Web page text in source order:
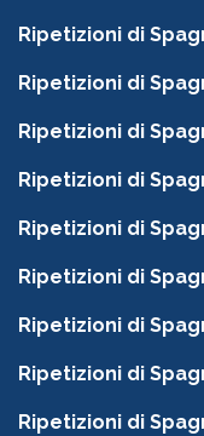
Ripetizioni di
Ripetizioni di
Ripetizioni di
Ripetizioni di
Ripetizioni di
Ripetizioni di
Ripetizioni di
Ripetizioni di
Ripetizioni di